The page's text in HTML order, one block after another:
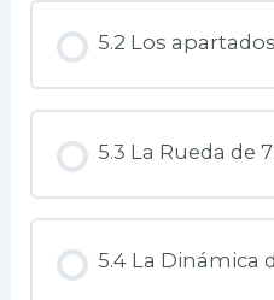
5.2 Los
5.3 La Rueda de
5.4 La Dinámica